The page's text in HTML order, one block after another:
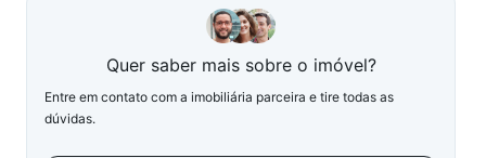
Quer saber mais sobre o imóvel?
Entre em contato com a imobiliária parceira e tire todas as
dúvidas.